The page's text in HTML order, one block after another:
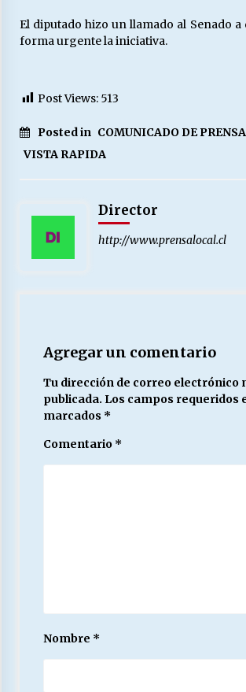
El diputado hizo un llamado al Senado
forma urgente la iniciativa.
Post Views: 513
Posted in COMUNICADO DE PRENSA
VISTA RAPIDA
Director
http://www.prensalocal.cl
Agregar un comentario
Tu dirección de correo electrónico
publicada. Los campos requeridos
marcados *
Comentario *
Nombre *